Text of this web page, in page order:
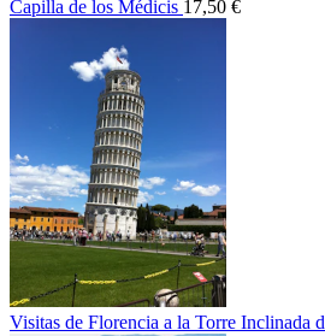
Capilla de los Médicis 17,50 €
Visitas de Florencia a la Torre Inclinada